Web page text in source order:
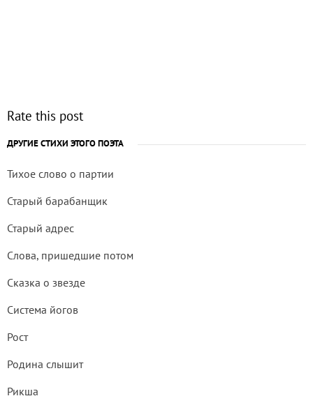
Rate this post
ДРУГИЕ СТИХИ ЭТОГО ПОЭТА
Тихое слово о партии
Старый барабанщик
Старый адрес
Слова, пришедшие потом
Сказка о звезде
Система йогов
Рост
Родина слышит
Рикша